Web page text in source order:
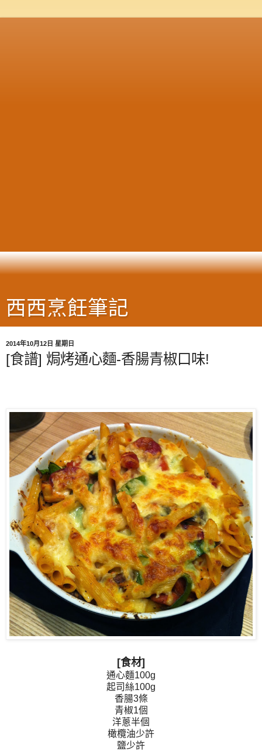
西西烹飪筆記
2014年10月12日 星期日
[食譜] 焗烤通心麵-香腸青椒口味!
[食材]
通心麵100g
起司絲100g
香腸3條
青椒1個
洋蔥半個
橄欖油少許
鹽少許